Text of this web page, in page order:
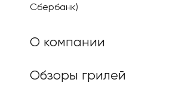
Сбербанк)
О компании
Обзоры грилей